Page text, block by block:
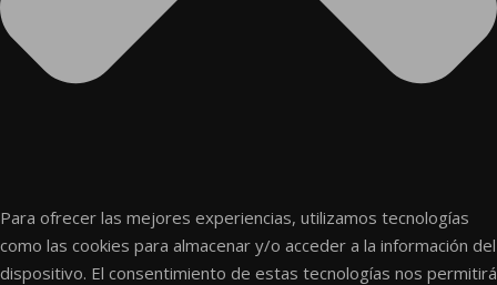
Para ofrecer las mejores experiencias, utilizamos tecnologías
como las cookies para almacenar y/o acceder a la información del
dispositivo. El consentimiento de estas tecnologías nos permitirá